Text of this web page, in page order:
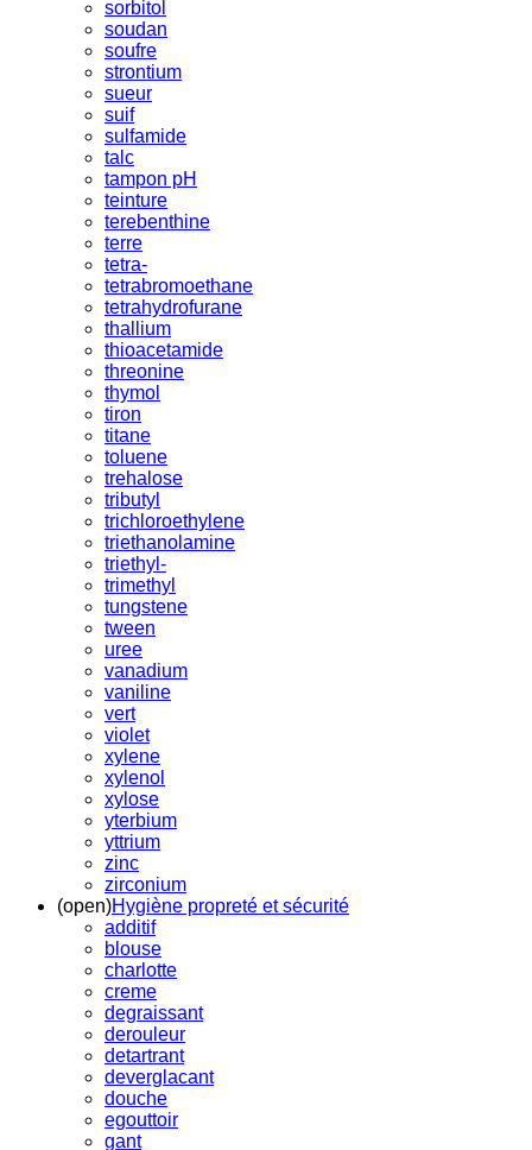
sorbitol
soudan
soufre
strontium
sueur
suif
sulfamide
talc
tampon pH
teinture
terebenthine
terre
tetra-
tetrabromoethane
tetrahydrofurane
thallium
thioacetamide
threonine
thymol
tiron
titane
toluene
trehalose
tributyl
trichloroethylene
triethanolamine
triethyl-
trimethyl
tungstene
tween
uree
vanadium
vaniline
vert
violet
xylene
xylenol
xylose
yterbium
yttrium
zinc
zirconium
(open)Hygiène propreté et sécurité
additif
blouse
charlotte
creme
degraissant
derouleur
detartrant
deverglacant
douche
egouttoir
gant